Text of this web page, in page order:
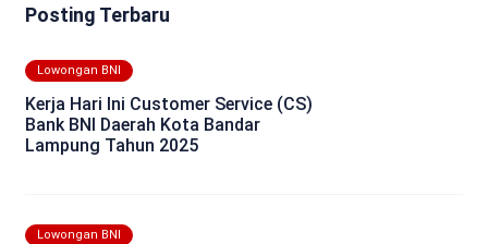
Posting Terbaru
Lowongan BNI
Kerja Hari Ini Customer Service (CS)
Bank BNI Daerah Kota Bandar
Lampung Tahun 2025
Lowongan BNI